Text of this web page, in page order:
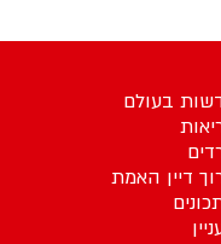
בעולם
דיין האמת